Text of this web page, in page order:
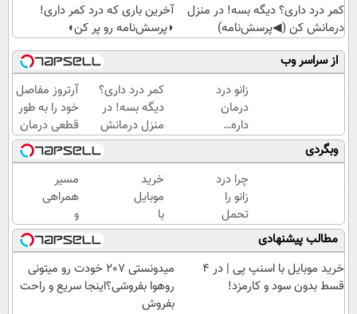
کمر درد داری؟ دیگه بسه! در منزل
درمانش کن (◀پرسش‌نامه)
آخرین باری که درد کمر داری!
◗پرسش‌نامه رو پر کن◖
از سراسر وب
زانو درد
درمان
داره…
چرا
هنوز
داری
بهش
ظلم
می‌کنی؟
کمر درد داری؟
دیگه بسه! در
منزل درمانش
کن
(◀پرسش‌نامه)
آرتروز مفاصل
خود را به طور
قطعی درمان
کنید!
◗پرسش‌نامه◖
وبگردی
چرا درد
زانو را
تحمل
می‌کنی؟
خیلی
ساده
درمنزل
خرید
موبایل
با
اسنپ
پی | در
۴
قسط
بدون
مسیر
همراهی
و
گزارش
عملکرد
گروه
اسنپ
مطالب پیشنهادی
خرید موبایل با اسنپ پی | در ۴
قسط بدون سود و کارمزد!
میدونستی 207 خودت رو میتونی
روهوا بفروشی؟اینجا سریع و راحت
بفروش